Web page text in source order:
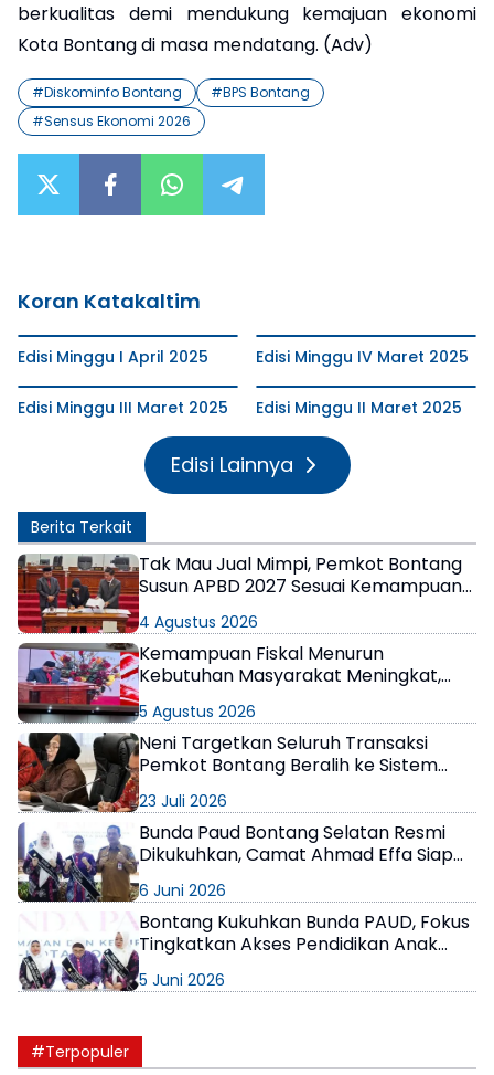
berkualitas demi mendukung kemajuan ekonomi
Kota Bontang di masa mendatang. (Adv)
#Diskominfo Bontang #BPS Bontang
#Sensus Ekonomi 2026
Koran Katakaltim
Edisi Minggu I April 2025 Edisi Minggu IV Maret 2025
Edisi Minggu III Maret 2025 Edisi Minggu II Maret 2025
Edisi Lainnya
Berita Terkait
Tak Mau Jual Mimpi, Pemkot Bontang
Susun APBD 2027 Sesuai Kemampuan
4 Agustus 2026
Kemampuan Fiskal Menurun
Kebutuhan Masyarakat Meningkat,
Tahun yang Mudah
5 Agustus 2026
Neni Targetkan Seluruh Transaksi
Pemkot Bontang Beralih ke Sistem
23 Juli 2026
Bunda Paud Bontang Selatan Resmi
Dikukuhkan, Camat Ahmad Effa Siap
6 Juni 2026
Bontang Kukuhkan Bunda PAUD, Fokus
Tingkatkan Akses Pendidikan Anak
5 Juni 2026
#Terpopuler